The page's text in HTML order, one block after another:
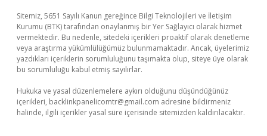
Sitemiz, 5651 Sayılı Kanun gereğince Bilgi Teknolojileri ve İletişim
Kurumu (BTK) tarafından onaylanmış bir Yer Sağlayıcı olarak hizmet
vermektedir. Bu nedenle, sitedeki içerikleri proaktif olarak denetleme
veya araştırma yükümlülüğümüz bulunmamaktadır. Ancak, üyelerimiz
yazdıkları içeriklerin sorumluluğunu taşımakta olup, siteye üye olarak
bu sorumluluğu kabul etmiş sayılırlar.
Hukuka ve yasal düzenlemelere aykırı olduğunu düşündüğünüz
içerikleri, backlinkpanelicomtr@gmail.com adresine bildirmeniz
halinde, ilgili içerikler yasal süre içerisinde sitemizden kaldırılacaktır.